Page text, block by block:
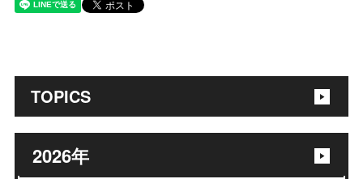
TOPICS
2026年